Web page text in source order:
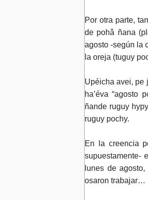
Por otra parte,
de pohâ ñana
agosto -según la
la oreja (tuguy
Upéicha avei, pe
ha’éva “agosto
ñande ruguy
ruguy pochy.
En la creencia
supuestamente-
lunes de
osaron trabajar…